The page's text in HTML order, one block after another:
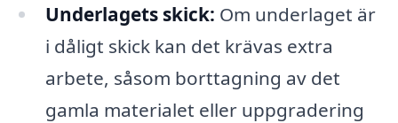
Underlagets skick: Om underlaget är
i dåligt skick kan det krävas extra
arbete, såsom borttagning av det
gamla materialet eller uppgradering